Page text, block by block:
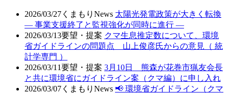
2026/03/27 くまもりNews 太陽光発電政策が大きく転換
― 事業支援終了と監視強化が同時に進行 ―
2026/03/13要望・提案 クマ生息推定数について、環境
省ガイドラインの問題点 山上俊彦氏からの意見（ 統
計学専門 ）
2026/03/11要望・提案 3月10日 熊森が花巻市猟友会長
と共に環境省にガイドライン案（クマ編）に申し入れ
2026/03/07 くまもりNews 📢 環境省ガイドライン（クマ